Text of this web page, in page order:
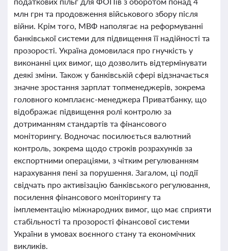
млн грн та продовження військового збору після
війни. Крім того, МВФ наполягає на реформуванні
банківської системи для підвищення її надійності та
прозорості. Україна домовилася про гнучкість у
виконанні цих вимог, що дозволить відтермінувати
деякі зміни. Також у банківській сфері відзначається
значне зростання зарплат топменеджерів, зокрема
головного комплаєнс-менеджера Приватбанку, що
відображає підвищення ролі контролю за
дотриманням стандартів та фінансового
моніторингу. Водночас посилюється валютний
контроль, зокрема щодо строків розрахунків за
експортними операціями, з чітким регулюванням
нарахування пені за порушення. Загалом, ці події
свідчать про активізацію банківського регулювання,
посилення фінансового моніторингу та
імплементацію міжнародних вимог, що має сприяти
стабільності та прозорості фінансової системи
України в умовах воєнного стану та економічних
викликів.